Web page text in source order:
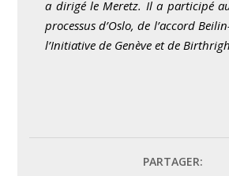
a dirigé le Meretz. Il a participé
processus d’Oslo, de l’accord
l’Initiative de Genève et de
PARTAGER: